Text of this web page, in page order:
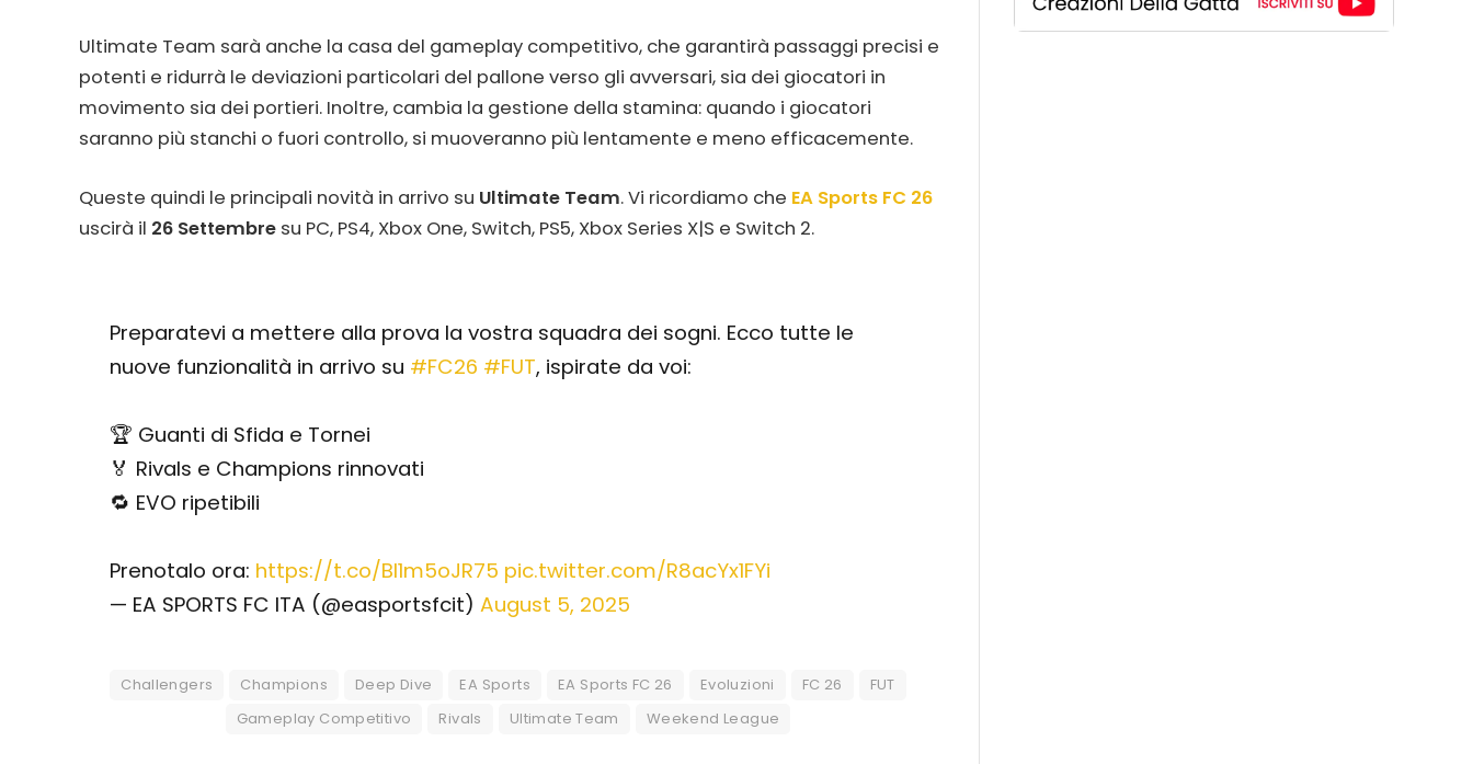
Ultimate Team sarà anche la casa del gameplay competitivo, che garantirà passaggi precisi e
potenti e ridurrà le deviazioni particolari del pallone verso gli avversari, sia dei giocatori in
movimento sia dei portieri. Inoltre, cambia la gestione della stamina: quando i giocatori
saranno più stanchi o fuori controllo, si muoveranno più lentamente e meno efficacemente.
Queste quindi le principali novità in arrivo su Ultimate Team. Vi ricordiamo che EA Sports FC 26
uscirà il 26 Settembre su PC, PS4, Xbox One, Switch, PS5, Xbox Series X|S e Switch 2.
Preparatevi a mettere alla prova la vostra squadra dei sogni. Ecco tutte le
nuove funzionalità in arrivo su #FC26 #FUT, ispirate da voi:
🏆 Guanti di Sfida e Tornei
🏅 Rivals e Champions rinnovati
🔁 EVO ripetibili
Prenotalo ora: https://t.co/BI1m5oJR75 pic.twitter.com/R8acYx1FYi
— EA SPORTS FC ITA (@easportsfcit) August 5, 2025
Challengers Champions Deep Dive EA Sports EA Sports FC 26 Evoluzioni FC 26
FUT
Gameplay Competitivo
Rivals Ultimate Team Weekend League